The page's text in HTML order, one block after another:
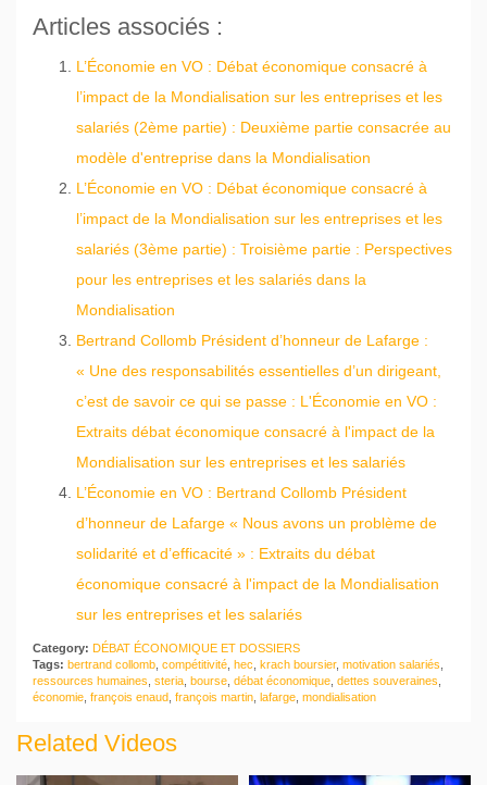
Articles associés :
L’Économie en VO : Débat économique consacré à
l’impact de la Mondialisation sur les entreprises et les
salariés (2ème partie) : Deuxième partie consacrée au
modèle d'entreprise dans la Mondialisation
L’Économie en VO : Débat économique consacré à
l’impact de la Mondialisation sur les entreprises et les
salariés (3ème partie) : Troisième partie : Perspectives
pour les entreprises et les salariés dans la
Mondialisation
Bertrand Collomb Président d’honneur de Lafarge :
« Une des responsabilités essentielles d’un dirigeant,
c’est de savoir ce qui se passe : L'Économie en VO :
Extraits débat économique consacré à l'impact de la
Mondialisation sur les entreprises et les salariés
L’Économie en VO : Bertrand Collomb Président
d’honneur de Lafarge « Nous avons un problème de
solidarité et d’efficacité » : Extraits du débat
économique consacré à l'impact de la Mondialisation
sur les entreprises et les salariés
Category: DÉBAT ÉCONOMIQUE ET DOSSIERS
Tags: bertrand collomb compétitivité hec krach boursier, motivation salariés
ressources humaines steria bourse débat économique dettes souveraines
économie françois enaud françois martin lafarge mondialisation
Related Videos